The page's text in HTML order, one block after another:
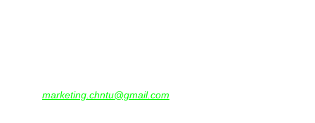
marketing.chntu@gmail.com